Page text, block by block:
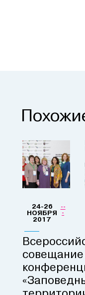
24-26
НОЯБРЯ
2017
--
-